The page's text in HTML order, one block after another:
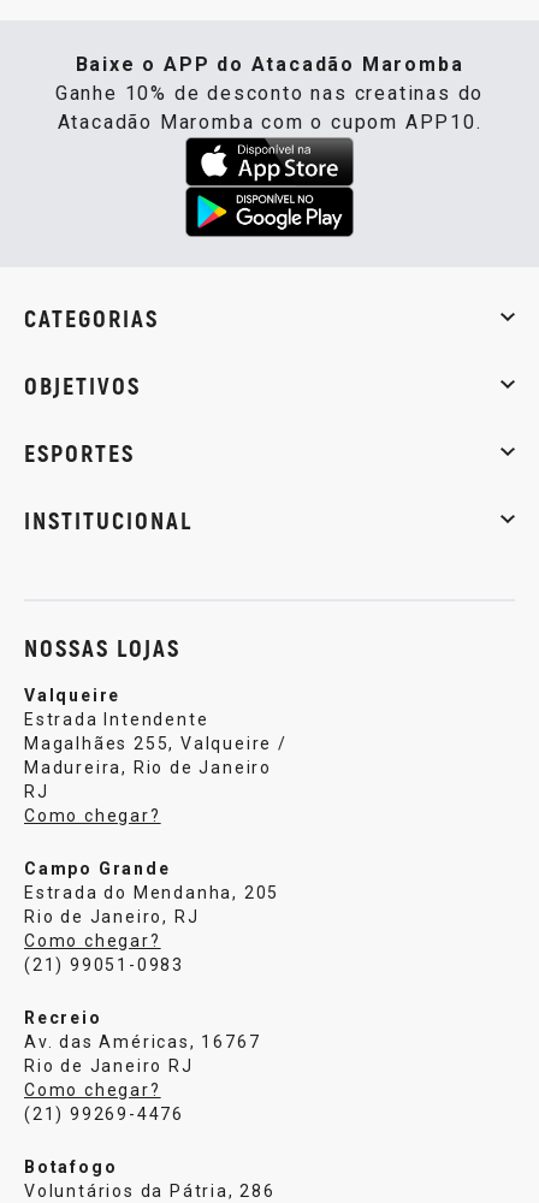
Baixe o APP do Atacadão Maromba
Ganhe 10% de desconto nas creatinas do
Atacadão Maromba com o cupom APP10.
CATEGORIAS
OBJETIVOS
ESPORTES
INSTITUCIONAL
NOSSAS LOJAS
Valqueire
Estrada Intendente
Magalhães 255, Valqueire /
Madureira, Rio de Janeiro
RJ
Como chegar?
Campo Grande
Estrada do Mendanha, 205
Rio de Janeiro, RJ
Como chegar?
(21) 99051-0983
Recreio
Av. das Américas, 16767
Rio de Janeiro RJ
Como chegar?
(21) 99269-4476
Botafogo
Voluntários da Pátria, 286